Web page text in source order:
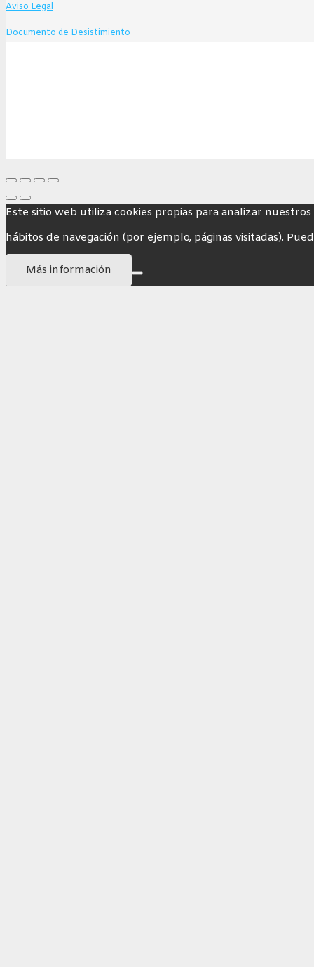
Aviso Legal
Documento de Desistimiento
Este sitio web utiliza cookies propias para analizar
hábitos de navegación (por ejemplo, páginas visitadas).
Más información